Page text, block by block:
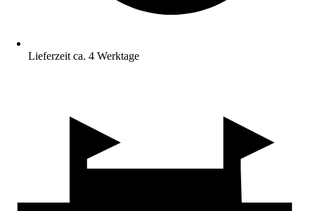
Lieferzeit ca. 4 Werktage